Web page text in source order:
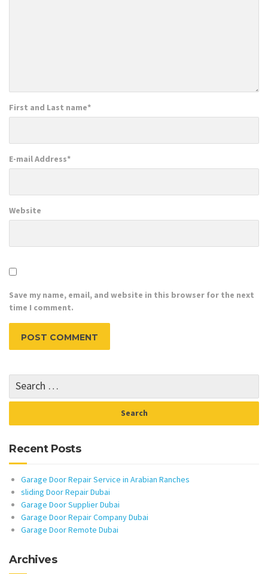
First and Last name*
E-mail Address*
Website
Save my name, email, and website in this browser for the next
time I comment.
Recent Posts
Garage Door Repair Service in Arabian Ranches
sliding Door Repair Dubai
Garage Door Supplier Dubai
Garage Door Repair Company Dubai
Garage Door Remote Dubai
Archives